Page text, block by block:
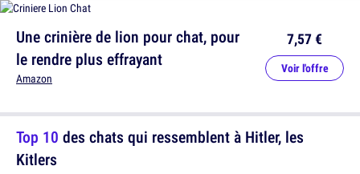
Top 10 des chats qui ressemblent à Hitler, les
Kitlers
Une crinière de lion pour chat, pour
le rendre plus effrayant
Amazon
7,57 €
Voir l'offre